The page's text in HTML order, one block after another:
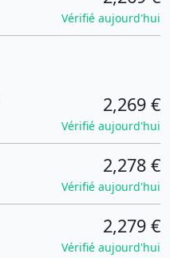
Vérifié aujourd'hui
2,269 €
Vérifié aujourd'hui
2,278 €
Vérifié aujourd'hui
2,279 €
Vérifié aujourd'hui